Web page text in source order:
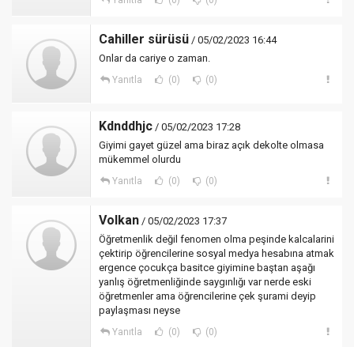
Cahiller sürüsü / 05/02/2023 16:44
Onlar da cariye o zaman.
Yanıtla (0) (0)
Kdnddhjc / 05/02/2023 17:28
Giyimi gayet güzel ama biraz açık dekolte olmasa
mükemmel olurdu
Yanıtla (0) (0)
Volkan / 05/02/2023 17:37
Öğretmenlik değil fenomen olma peşinde kalcalarini
çektirip öğrencilerine sosyal medya hesabına atmak
ergence çocukça basitce giyimine baştan aşağı
yanlış öğretmenliğinde saygınlığı var nerde eski
öğretmenler ama öğrencilerine çek şurami deyip
paylaşması neyse
Yanıtla (0) (0)